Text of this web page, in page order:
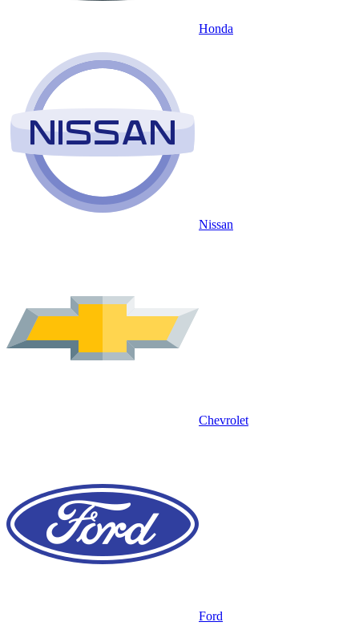
Honda
Nissan
Chevrolet
Ford